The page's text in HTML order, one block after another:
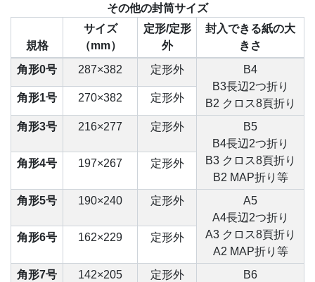
その他の封筒サイズ
規格
サイズ
（mm）
定形/定形
外
封入できる紙の大
きさ
角形0号
287×382 定形外
B4
B3長辺2つ折り
B2 クロス8頁折り
角形1号 270×382 定形外
角形3号 216×277 定形外
B5
B4長辺2つ折り
B3 クロス8頁折り
B2 MAP折り等
角形4号 197×267 定形外
角形5号 190×240 定形外
A5
A4長辺2つ折り
A3 クロス8頁折り
A2 MAP折り等
角形6号 162×229 定形外
角形7号 142×205 定形外
B6